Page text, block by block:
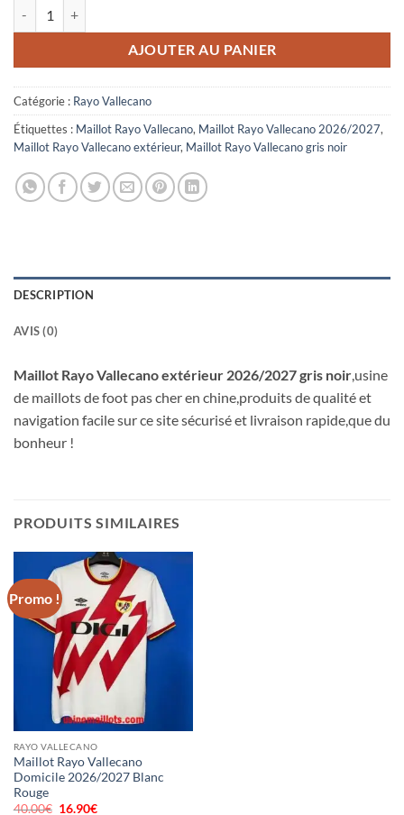
AJOUTER AU PANIER
Catégorie : Rayo Vallecano
Étiquettes : Maillot Rayo Vallecano, Maillot Rayo Vallecano 2026/2027,
Maillot Rayo Vallecano extérieur, Maillot Rayo Vallecano gris noir
DESCRIPTION
AVIS (0)
Maillot Rayo Vallecano extérieur 2026/2027 gris noir,usine
de maillots de foot pas cher en chine,produits de qualité et
navigation facile sur ce site sécurisé et livraison rapide,que du
bonheur !
PRODUITS SIMILAIRES
Promo !
RAYO VALLECANO
Maillot Rayo Vallecano
Domicile 2026/2027 Blanc
Rouge
40.00€ Le
16.90€Le